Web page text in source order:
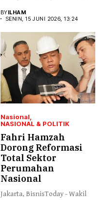
BYILHAM
SENIN, 15 JUNI 2026, 13:24
Nasional
NASIONAL & POLITIK
Fahri Hamzah
Dorong Reformasi
Total Sektor
Perumahan
Nasional
Jakarta, BisnisToday - Wakil